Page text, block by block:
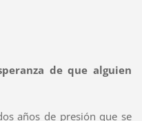
de que alguien
años de presión que se